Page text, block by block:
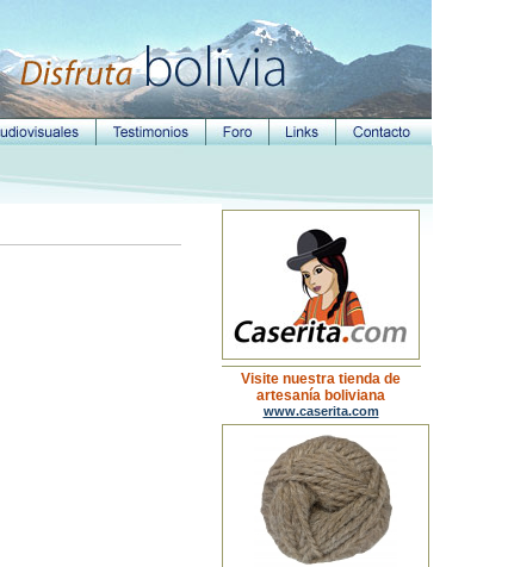
Visite nuestra tienda de
artesanía boliviana
www.caserita.com